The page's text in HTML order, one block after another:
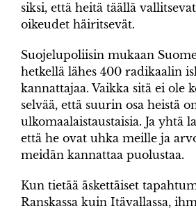
siksi, että heitä täällä
oikeudet häiritsevät.
Suojelupoliisin mukaan
hetkellä lähes 400 radikaalin
kannattajaa. Vaikka sitä ei ole
selvää, että suurin osa heistä
ulkomaalaistaustaisia. Ja yhtä
että he ovat uhka meille ja
meidän kannattaa puolustaa.
Kun tietää äskettäiset
Ranskassa kuin Itävallassa,